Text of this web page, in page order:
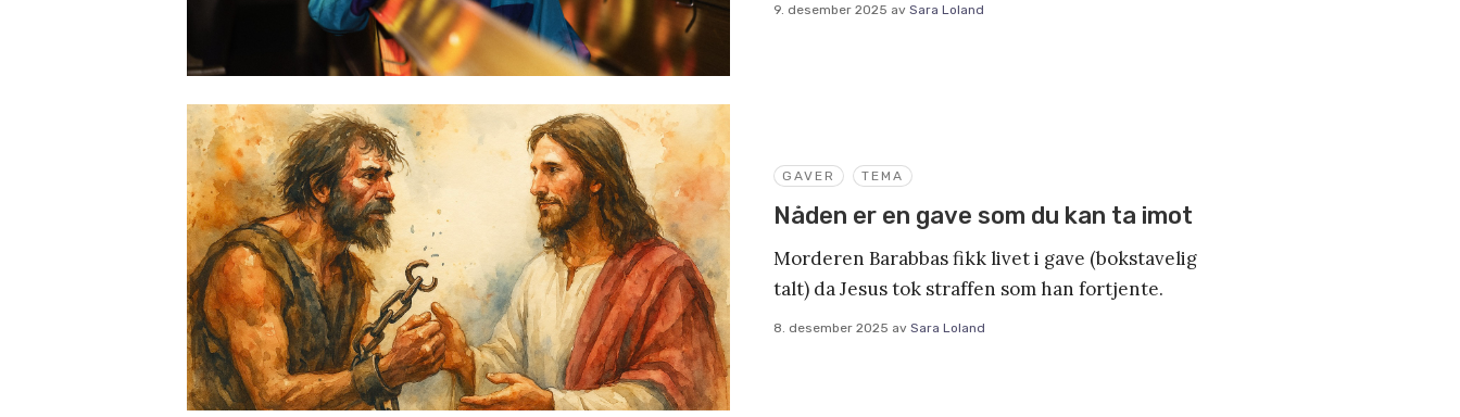
9. desember 2025 av Sara Loland
GAVER TEMA
Nåden er en gave som du kan ta imot
Morderen Barabbas fikk livet i gave (bokstavelig
talt) da Jesus tok straffen som han fortjente.
8. desember 2025 av Sara Loland